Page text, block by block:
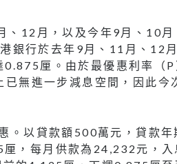
、12月，以及今年9月、10月
銀行於去年9月、11月、12
厘。由於最優惠利率（P
無進一步減息空間，因此今
。以貸款額500萬元，貸款年
，每月供款為24,232元，入